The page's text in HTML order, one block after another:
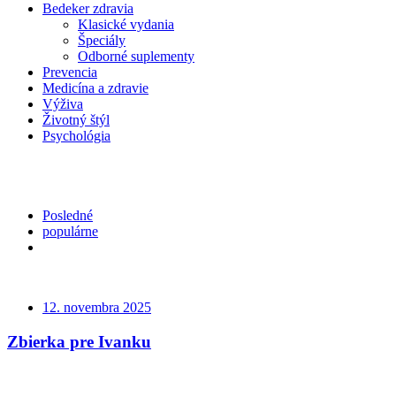
Bedeker zdravia
Klasické vydania
Špeciály
Odborné suplementy
Prevencia
Medicína a zdravie
Výživa
Životný štýl
Psychológia
Posledné
populárne
12. novembra 2025
Zbierka pre Ivanku